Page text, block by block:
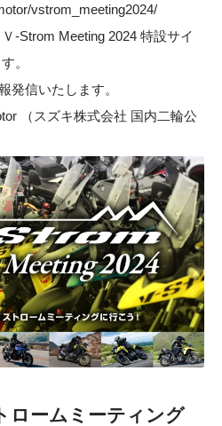
vstrom_meeting2024/
-Strom Meeting 2024 特設サイ
。
発信いたします。
（スズキ株式会社 国内二輪公
ロームミーティング